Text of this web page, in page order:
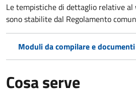
Le tempistiche di dettaglio relative
sono stabilite dal Regolamento
Moduli da compilare e
Cosa serve